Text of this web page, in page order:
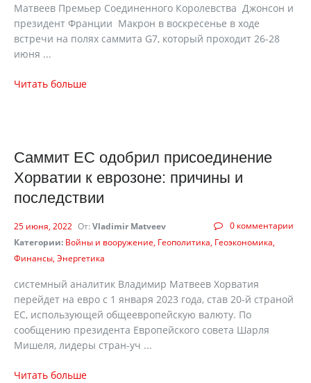
Матвеев Премьер Соединенного Королевства Джонсон и
президент Франции Макрон в воскресенье в ходе
встречи на полях саммита G7, который проходит 26-28
июня ...
Читать больше
Саммит ЕС одобрил присоединение
Хорватии к еврозоне: причины и
последствии
0 комментарии
25 июня, 2022 От: Vladimir Matveev
Категории: Войны и вооружение Геополитика Геоэкономика
Финансы Энергетика
системный аналитик Владимир Матвеев Хорватия
перейдет на евро с 1 января 2023 года, став 20-й страной
ЕС, использующей общеевропейскую валюту. По
сообщению президента Европейского совета Шарля
Мишеля, лидеры стран-уч ...
Читать больше